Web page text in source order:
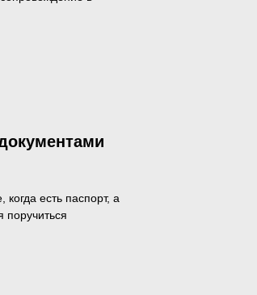
есть паспорт, а
поручиться